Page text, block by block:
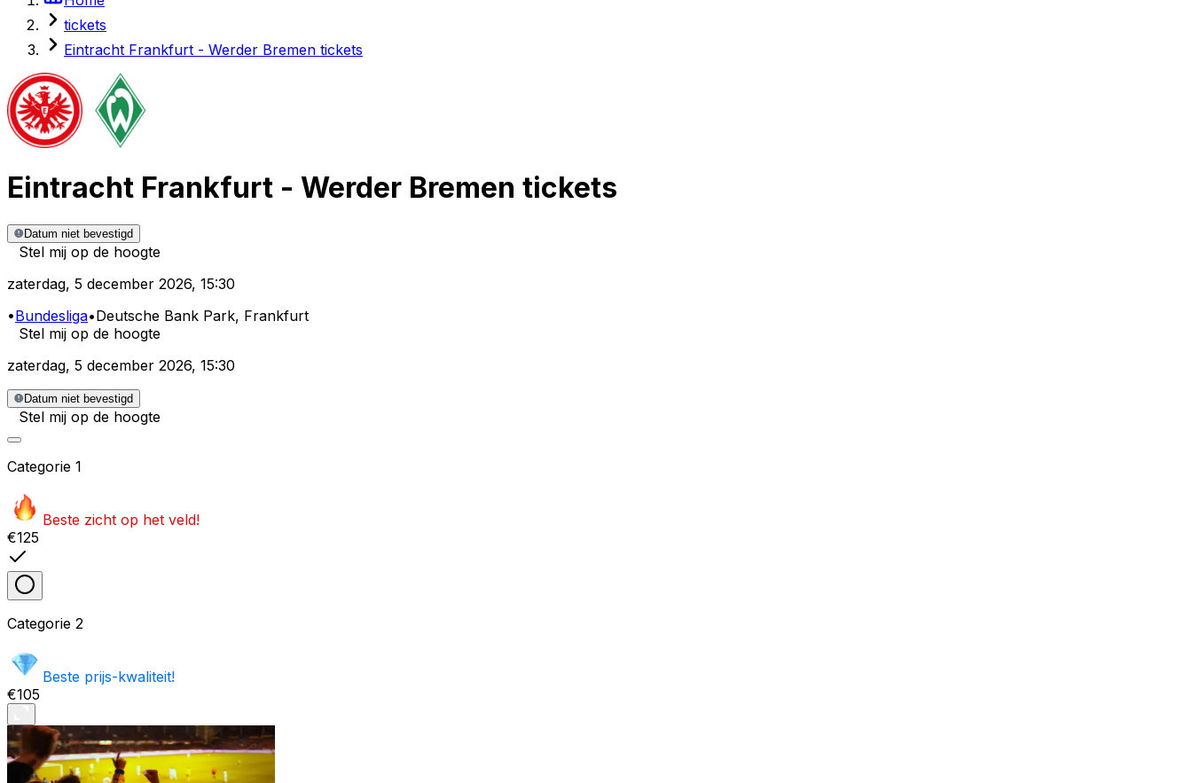
tickets
Eintracht Frankfurt - Werder Bremen tickets
Eintracht Frankfurt - Werder Bremen tickets
Datum niet bevestigd
Stel mij op de hoogte
zaterdag, 5 december 2026, 15:30
•Bundesliga•Deutsche Bank Park, Frankfurt
Stel mij op de hoogte
zaterdag, 5 december 2026, 15:30
Datum niet bevestigd
Stel mij op de hoogte
Categorie 1
Beste zicht op het veld!
€125
Categorie 2
Beste prijs-kwaliteit!
€105